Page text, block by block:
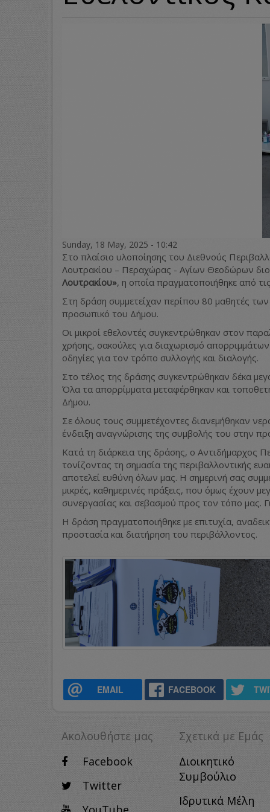
Sunday, 18 May, 2025 - 10:42
Στο πλαίσιο υλοποίησης του Διεθνούς
Λουτρακίου – Περαχώρας - Αγίων Θεοδώρων
Λουτρακίου», η οποία πραγματοποιήθηκε από τις
Στη δράση συμμετείχαν περίπου 80 μαθητές
προσωπικό του Δήμου.
Οι μικροί εθελοντές συγκεντρώθηκαν στον
χρήσης, σακούλες για διαχωρισμό
οδηγίες για τον τρόπο συλλογής και διαλογής.
Στο τέλος της δράσης συγκεντρώθηκαν δέκα
Όλα τα απορρίμματα μεταφέρθηκαν και
Δήμου.
Σε όλους τους συμμετέχοντες διανεμήθηκαν
ένδειξη αναγνώρισης της συμβολής του στην
Κατά τη διάρκεια της δράσης, ο Αντιδήμαρχος
τονίζοντας τη σημασία της περιβαλλοντικής
αποτελεί ευθύνη όλων μας. Η σημερινή σας
μικρές, καθημερινές πράξεις, που όμως έχουν
συνεργασίας και σεβασμού προς τον τόπο μας.
Η δράση πραγματοποιήθηκε με επιτυχία,
προστασία και διατήρηση του περιβάλλοντος.
EMAIL FACEBOOK
Ακολουθήστε μας
Facebook
Twitter
Σχετικά με Eμάς
Διοικητικό
Συμβούλιο
Ιδρυτικά Μέλη